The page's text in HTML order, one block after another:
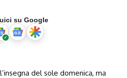
su Google
del sole domenica, ma